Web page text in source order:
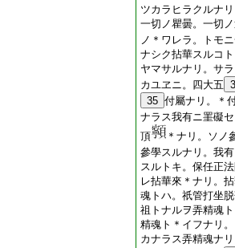
ツカラヒラクルナ
一切ノ瞿曇。一切
ノ＊ワレラ。トモ
ナシク拈華スルコ
ヤマサルナリ。サ
カユヱニ。四大五
35 付屬ナリ。＊
ナラス我有ニ罣礙
頂
＊ナリ。ソノ
參學スルナリ。我
スルトキ。保任正
レ拈華來＊ナリ。
魂トハ。祇管打坐
祖トナルヲ弄精魂
精魂ト＊イフナリ
カナラス弄精魂ナ